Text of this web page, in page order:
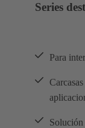
Series
Para
Solución